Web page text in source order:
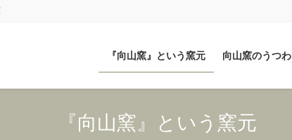
『向山窯』という窯元 向山窯のうつわ
『向山窯』という窯元